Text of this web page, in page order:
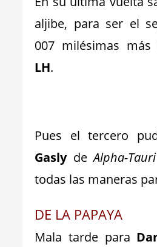
aljibe, para ser el
007 milésimas
LH.
Pues el tercero
GaslydeAlpha-Tauri
todas las maneras
DE LA PAPAYA
Mala tarde para